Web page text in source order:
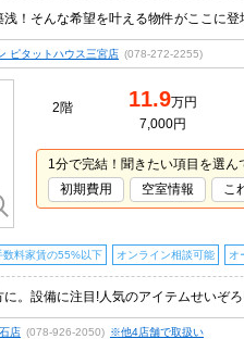
！そんな希望を叶える物件がここに登
ピタットハウス三宮店 (078-272-2255)
2階 11.9万円
7,000円
1分で完結！聞きたい項目を選ん
初期費用
空室情報 こ
数料家賃の55%以下 オンライン相談可能 オ
。設備に注目!人気のアイテムせいぞろ
店 (078-926-2050) ※他4店舗で取扱い